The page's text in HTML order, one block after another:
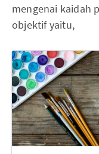
mengenai kaidah
objektif yaitu,